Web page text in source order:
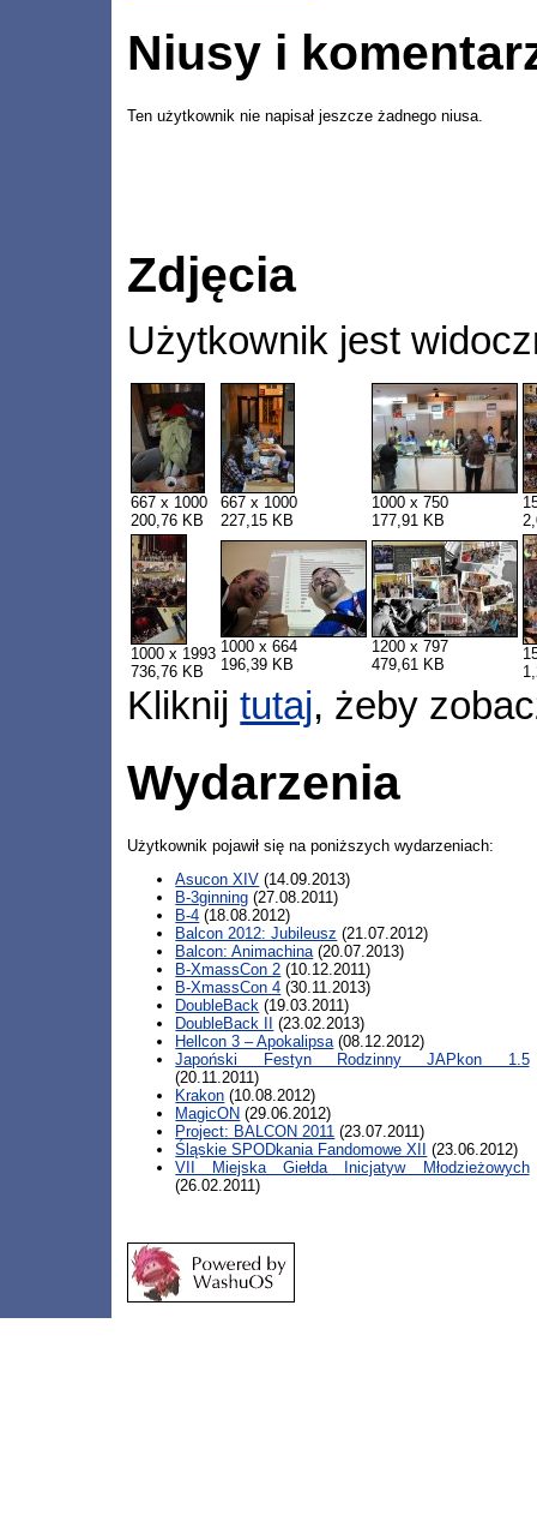
Niusy i
Ten użytkownik nie napisał jeszcze żadnego niusa.
Zdjęcia
Użytkownik jest
667 x 1000
200,76 KB
667 x 1000
227,15 KB
1000 x 750
177,91 KB
1000 x 1993
736,76 KB
1000 x 664
196,39 KB
1200 x 797
479,61 KB
Kliknijtutaj, żeby
Wydarzenia
Użytkownik pojawił się na poniższych wydarzeniach:
Asucon XIV (14.09.2013)
B-3ginning (27.08.2011)
B-4 (18.08.2012)
Balcon 2012: Jubileusz (21.07.2012)
Balcon: Animachina(20.07.2013)
B-XmassCon 2 (10.12.2011)
B-XmassCon 4 (30.11.2013)
DoubleBack (19.03.2011)
DoubleBack II
(23.02.2013)
Hellcon 3 – Apokalipsa(08.12.2012)
Japoński Festyn Rodzinny JAPkon 1.5
(20.11.2011)
Krakon (10.08.2012)
MagicON (29.06.2012)
Project: BALCON 2011 (23.07.2011)
Śląskie SPODkania Fandomowe XII
(23.06.2012)
VII Miejska Giełda Inicjatyw Młodzieżowych
(26.02.2011)